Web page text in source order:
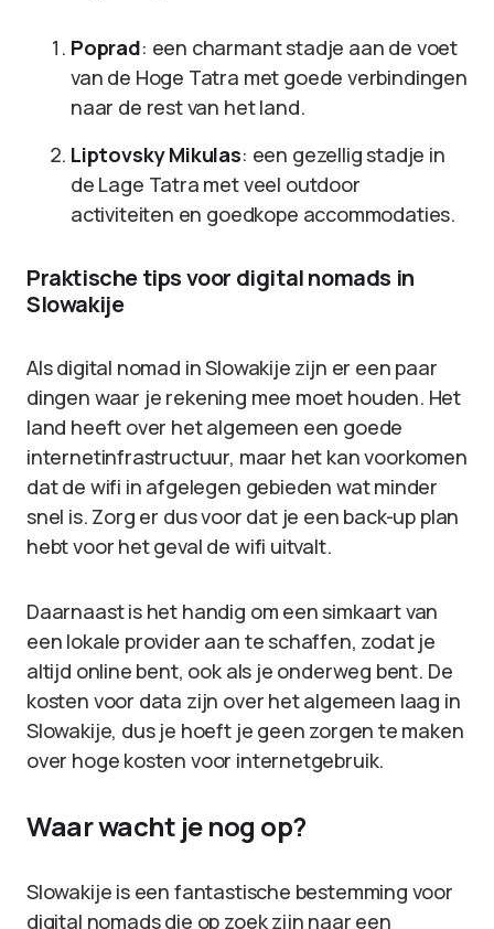
Poprad: een charmant stadje aan de voet
van de Hoge Tatra met goede verbindingen
naar de rest van het land.
Liptovsky Mikulas: een gezellig stadje in
de Lage Tatra met veel outdoor
activiteiten en goedkope accommodaties.
Praktische tips voor digital nomads in
Slowakije
Als digital nomad in Slowakije zijn er een paar
dingen waar je rekening mee moet houden. Het
land heeft over het algemeen een goede
internetinfrastructuur, maar het kan voorkomen
dat de wifi in afgelegen gebieden wat minder
snel is. Zorg er dus voor dat je een back-up plan
hebt voor het geval de wifi uitvalt.
Daarnaast is het handig om een simkaart van
een lokale provider aan te schaffen, zodat je
altijd online bent, ook als je onderweg bent. De
kosten voor data zijn over het algemeen laag in
Slowakije, dus je hoeft je geen zorgen te maken
over hoge kosten voor internetgebruik.
Waar wacht je nog op?
Slowakije is een fantastische bestemming voor
digital nomads die op zoek zijn naar een